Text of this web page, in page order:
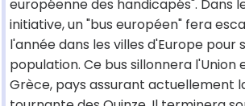
européenne des handicapés". Dans
initiative, un "bus européen" fera
l'année dans les villes d'Europe pour
population. Ce bus sillonnera
Grèce, pays assurant actuellement